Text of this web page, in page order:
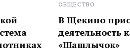
В Щекино
деятельность кафе
«Шашлычок»